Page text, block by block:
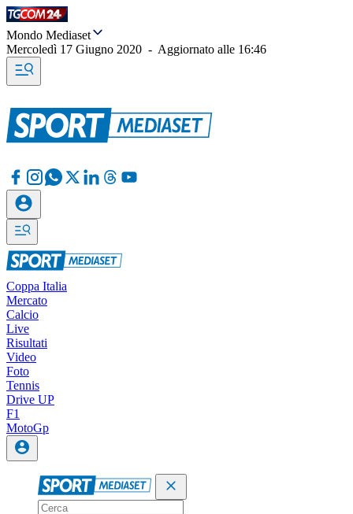
Mondo Mediaset
Mercoledì 17 Giugno 2020 - Aggiornato alle 16:46
Coppa Italia
Mercato
Calcio
Live
Risultati
Video
Foto
Tennis
Drive UP
F1
MotoGp